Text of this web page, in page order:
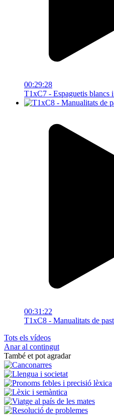
00:29:28
T1xC7 - Espaguetis blancs
00:31:22
T1xC8 - Manualitats de
Tots els vídeos
Anar al contingut
També et pot agradar